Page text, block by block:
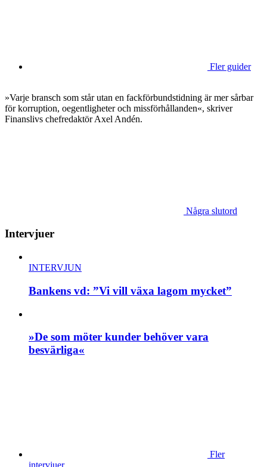
Fler guider
»Varje bransch som står utan en fackförbundstidning är mer sårbar
för korruption, oegentligheter och missförhållanden«, skriver
Finanslivs chefredaktör Axel Andén.
Några slutord
Intervjuer
INTERVJUN
Bankens vd: ”Vi vill växa lagom mycket”
»De som möter kunder behöver vara
besvärliga«
Fler
intervjuer